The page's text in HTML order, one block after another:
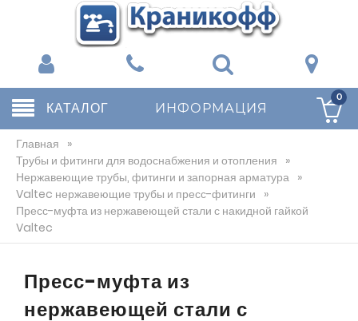
КАТАЛОГ ИНФОРМАЦИЯ
0
Главная »
Трубы и фитинги для водоснабжения и отопления »
Нержавеющие трубы, фитинги и запорная арматура »
Valtec нержавеющие трубы и пресс-фитинги »
Пресс-муфта из нержавеющей стали с накидной гайкой
Valtec
Пресс-муфта из
нержавеющей стали с